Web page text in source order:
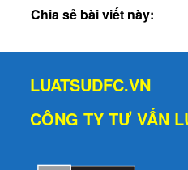
Chia sẻ bài viết này:
LUATSUDFC.VN
CÔNG TY TƯ VẤN